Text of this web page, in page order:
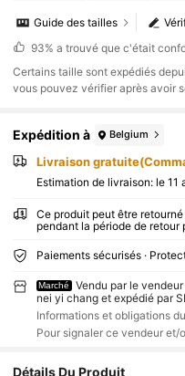
Guide des tailles
93% a trouvé que c'était
​Certains taille sont expédiés
vous pouvez vérifier après avoir
Expédition à Belgium
Livraison
Estimation de livraison: le 11
Ce produit peut être
pendant la période de retour
Paiements sécurisés ·
Marché
Vendu par le
nei yi chang et expédié par
Informations et obligations
Pour signaler ce vendeur et/
Détails Du Produit